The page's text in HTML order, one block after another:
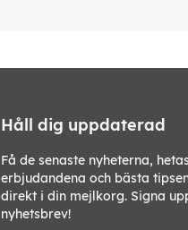
Håll dig uppdaterad
Få de senaste nyheterna,
erbjudandena och bästa
direkt i din mejlkorg. Signa
nyhetsbrev!